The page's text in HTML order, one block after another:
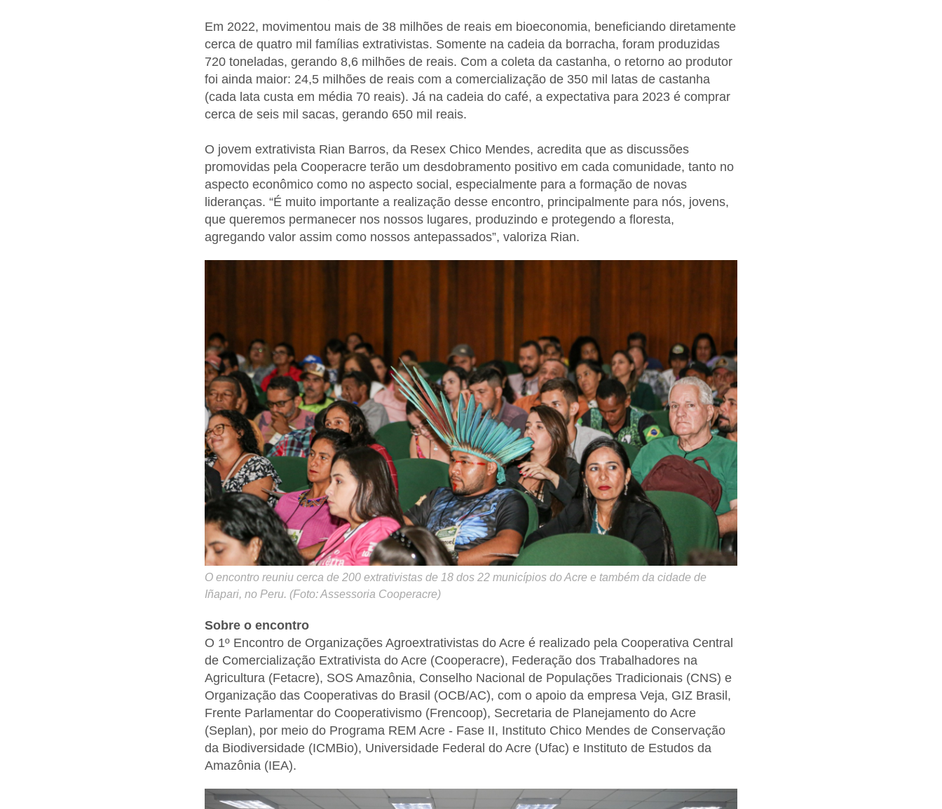
Em 2022, movimentou mais de 38 milhões de reais em bioeconomia, beneficiando diretamente
cerca de quatro mil famílias extrativistas. Somente na cadeia da borracha, foram produzidas
720 toneladas, gerando 8,6 milhões de reais. Com a coleta da castanha, o retorno ao produtor
foi ainda maior: 24,5 milhões de reais com a comercialização de 350 mil latas de castanha
(cada lata custa em média 70 reais). Já na cadeia do café, a expectativa para 2023 é comprar
cerca de seis mil sacas, gerando 650 mil reais.
O jovem extrativista Rian Barros, da Resex Chico Mendes, acredita que as discussões
promovidas pela Cooperacre terão um desdobramento positivo em cada comunidade, tanto no
aspecto econômico como no aspecto social, especialmente para a formação de novas
lideranças. “É muito importante a realização desse encontro, principalmente para nós, jovens,
que queremos permanecer nos nossos lugares, produzindo e protegendo a floresta,
agregando valor assim como nossos antepassados”, valoriza Rian.
O encontro reuniu cerca de 200 extrativistas de 18 dos 22 municípios do Acre e também da cidade de
Iñapari, no Peru. (Foto: Assessoria Cooperacre)
Sobre o encontro
O 1º Encontro de Organizações Agroextrativistas do Acre é realizado pela Cooperativa Central
de Comercialização Extrativista do Acre (Cooperacre), Federação dos Trabalhadores na
Agricultura (Fetacre), SOS Amazônia, Conselho Nacional de Populações Tradicionais (CNS) e
Organização das Cooperativas do Brasil (OCB/AC), com o apoio da empresa Veja, GIZ Brasil,
Frente Parlamentar do Cooperativismo (Frencoop), Secretaria de Planejamento do Acre
(Seplan), por meio do Programa REM Acre - Fase II, Instituto Chico Mendes de Conservação
da Biodiversidade (ICMBio), Universidade Federal do Acre (Ufac) e Instituto de Estudos da
Amazônia (IEA).